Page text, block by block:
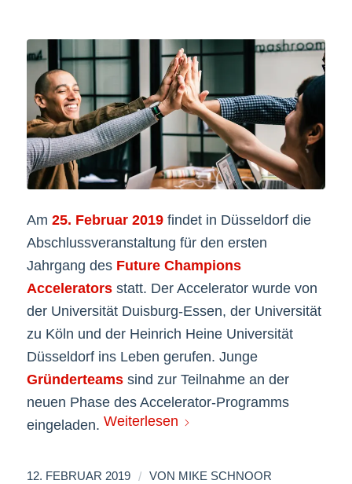
Am 25. Februar 2019findet in Düsseldorf die
Abschlussveranstaltung für den ersten
Jahrgang des Future Champions
Acceleratorsstatt. Der Accelerator wurde von
der Universität Duisburg-Essen, der Universität
zu Köln und der Heinrich Heine Universität
Düsseldorf ins Leben gerufen. Junge
Gründerteamssind zur Teilnahme an der
neuen Phase des Accelerator-Programms
eingeladen. Weiterlesen
12. FEBRUAR 2019 / VON MIKE SCHNOOR